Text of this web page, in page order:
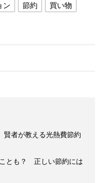
ン 節約
買い物
者が教える光熱費節約
とも？ 正しい節約には